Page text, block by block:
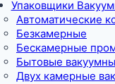
Упаковщики
Автоматические
Безкамерные
Бескамерные
Бытовые
Двух камерные